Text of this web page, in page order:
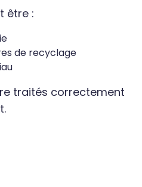
être :
de recyclage
traités correctement